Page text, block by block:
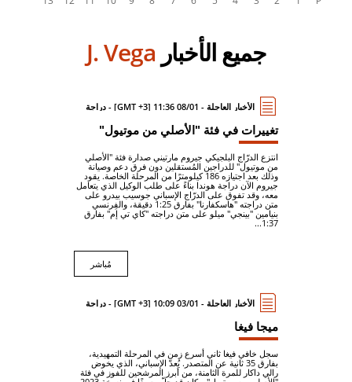
جميع الأخبار J. Vega
الأخبار العاجلة - 08/01 11:36 [GMT +3] - دراجة
تغييرات في فئة "الأصلي من موتيول"
انتزع الدرّاج البلجيكي جيروم مارتيني صدارة فئة "الأصلي
من موتيول" للدراجين المُستقلين دون فرق دعم وصيانة
وذلك بعد اجتيازه 186 كيلومترًا من المرحلة الخاصة. يقود
جيروم الآن دراجة هوندا بناءً على طلب الوكيل الذي يتعامل
معه، وقد تفوق على الدرّاج الإسباني جوسيب بيدرو على
متن دراجته "هاسكفارنا" بفارق 1:25 دقيقة، والفِرنسي
بنيامين "بينجي" ميلو على متن دراجته "كاي تي إم" بفارق
1:37...
مُباشر
الأخبار العاجلة - 03/01 10:09 [GMT +3] - دراجة
ميجا فيغا
سجل خافي فيغا ثاني أسرع زمن في المرحلة التمهيدية،
بفارق 35 ثانية عن المتصدر. يُعدّ الإسباني، الذي يخوض
رالي داكار للمرة الثامنة، من أبرز المرشحين للفوز في فئة